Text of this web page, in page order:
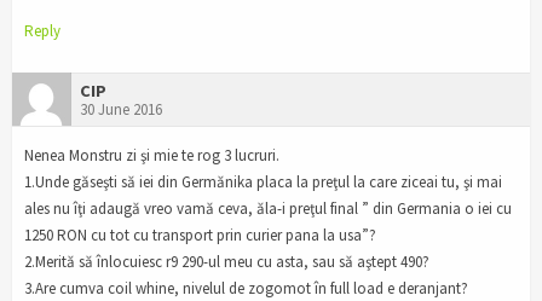
Reply
CIP
30 June 2016
Nenea Monstru zi şi mie te rog 3 lucruri.
1.Unde găseşti să iei din Germănika placa la preţul la care ziceai tu, şi mai
ales nu îţi adaugă vreo vamă ceva, ăla-i preţul final ” din Germania o iei cu
1250 RON cu tot cu transport prin curier pana la usa”?
2.Merită să înlocuiesc r9 290-ul meu cu asta, sau să aştept 490?
3.Are cumva coil whine, nivelul de zogomot în full load e deranjant?